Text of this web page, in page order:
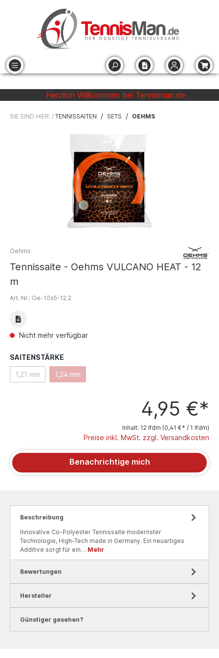
Herzlich Willkommen bei Tennisman.de
SIE SIND HIER: / TENNISSAITEN / SETS / OEHMS
Tennissaite - Oehms VULCANO HEAT - 12
m
Oehms
Art. Nr.: Oe-1065-12.2
Nicht mehr verfügbar
SAITENSTÄRKE
1,21 mm 1,24 mm
4,95 €*
Inhalt: 12 lfdm (0,41 €* / 1 lfdm)
Preise inkl. MwSt. zzgl. Versandkosten
Benachrichtige mich
Beschreibung
Innovative Co-Polyester Tennissaite modernster
Technologie, High-Tech made in Germany. Ein neuartiges
Additive sorgt für ein… Mehr
Bewertungen
Hersteller
Günstiger gesehen?